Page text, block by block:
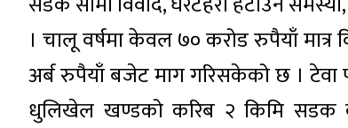
। चालू वर्षमा केवल ७० करोड रुपैयाँ
अर्ब रुपैयाँ बजेट माग गरिसकेको छ । टेवा
धुलिखेल खण्डको करिब २ किमि सडक